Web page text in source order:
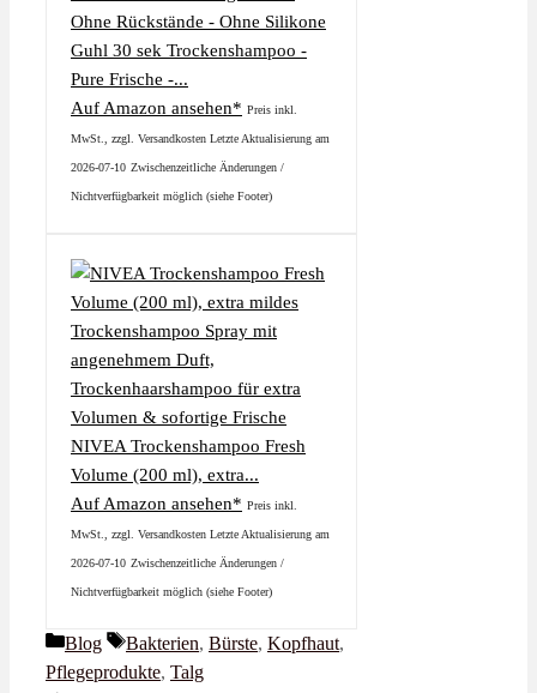
Guhl 30 sek Trockenshampoo -
Pure Frische -...
Auf Amazon ansehen* Preis inkl.
MwSt., zzgl. Versandkosten Letzte Aktualisierung am
2026-07-10 Zwischenzeitliche Änderungen /
Nichtverfügbarkeit möglich (siehe Footer)
NIVEA Trockenshampoo Fresh
Volume (200 ml), extra...
Auf Amazon ansehen* Preis inkl.
MwSt., zzgl. Versandkosten Letzte Aktualisierung am
2026-07-10 Zwischenzeitliche Änderungen /
Nichtverfügbarkeit möglich (siehe Footer)
Kategorien
Blog Schlagwörter
Bakterien, Bürste, Kopfhaut,
Pflegeprodukte, Talg